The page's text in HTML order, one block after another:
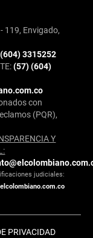
119, Envigado,
3315252
(57) (604)
con
(PQR),
Y
judiciales:
PRIVACIDAD